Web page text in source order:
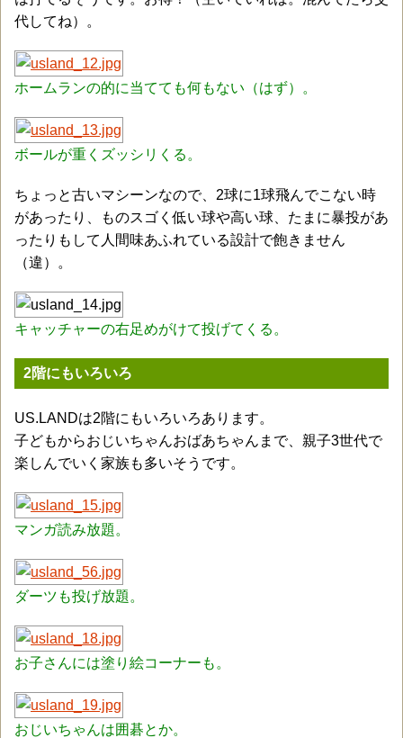
代してね）。
ホームランの的に当てても何もない（はず）。
ボールが重くズッシリくる。
ちょっと古いマシーンなので、2球に1球飛んでこない時
があったり、ものスゴく低い球や高い球、たまに暴投があ
ったりもして人間味あふれている設計で飽きません
（違）。
キャッチャーの右足めがけて投げてくる。
2階にもいろいろ
US.LANDは2階にもいろいろあります。
子どもからおじいちゃんおばあちゃんまで、親子3世代で
楽しんでいく家族も多いそうです。
マンガ読み放題。
ダーツも投げ放題。
お子さんには塗り絵コーナーも。
おじいちゃんは囲碁とか。